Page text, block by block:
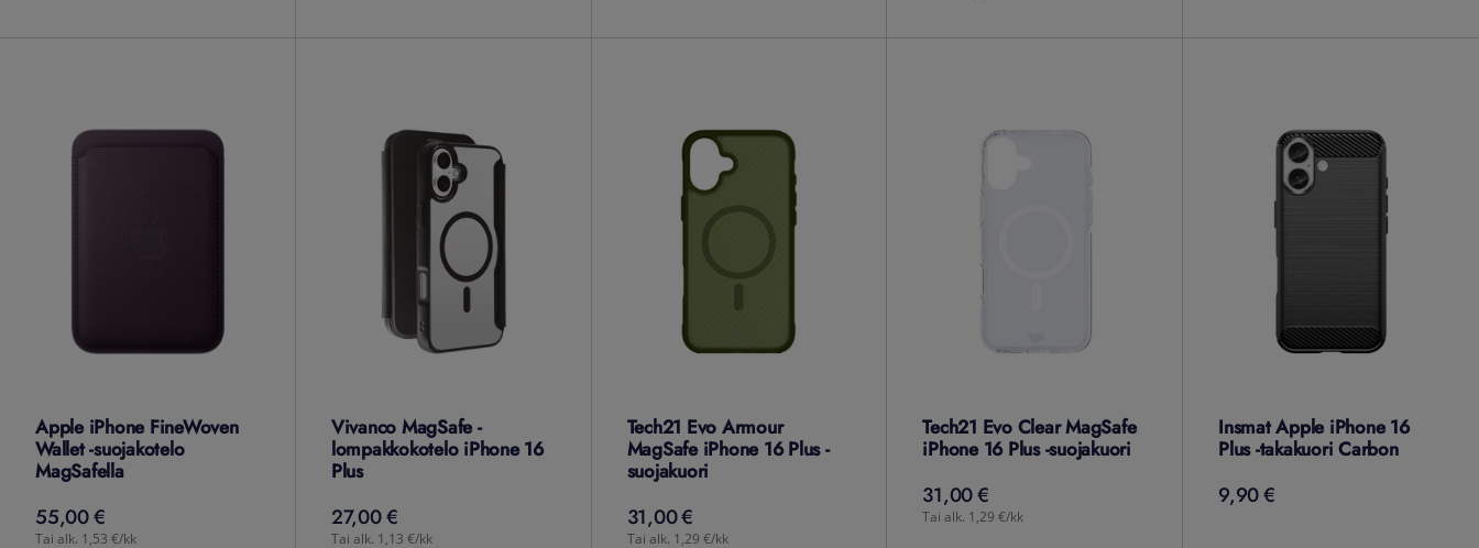
Apple iPhone FineWoven
Wallet -suojakotelo
MagSafella
55,00 €
55,00€
Tai alk. 1,53 €/kk
Vivanco MagSafe -
lompakkokotelo iPhone 16
Plus
27,00 €
27,00€
Tai alk. 1,13 €/kk
Tech21 Evo Armour
MagSafe iPhone 16 Plus -
suojakuori
31,00 €
31,00€
Tai alk. 1,29 €/kk
Tech21 Evo Clear MagSafe
iPhone 16 Plus -suojakuori
31,00 €
31,00€
Tai alk. 1,29 €/kk
Insmat Apple iPhone 16
Plus -takakuori Carbon
9,90 €
9,90€